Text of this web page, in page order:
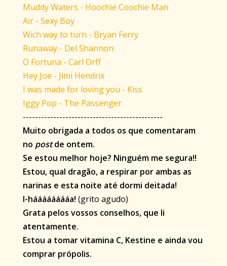
Muddy Waters - Hoochie Coochie Man
Air - Sexy Boy
Wich way to turn - Bryan Ferry
Runaway - Del Shannon
O Fortuna - Carl Orff
Hey Joe - Jimi Hendrix
I was made for loving you - Kiss
Iggy Pop - The Passenger
----------------------------------------------
Muito obrigada a todos os que comentaram
no postde ontem.
Se estou melhor hoje? Ninguém me segura!!
Estou, qual dragão, a respirar por ambas as
narinas e esta noite até dormi deitada!
I-hááááááááa! (grito agudo)
Grata pelos vossos conselhos, que li
atentamente.
Estou a tomar vitamina C, Kestine e ainda vou
comprar própolis.